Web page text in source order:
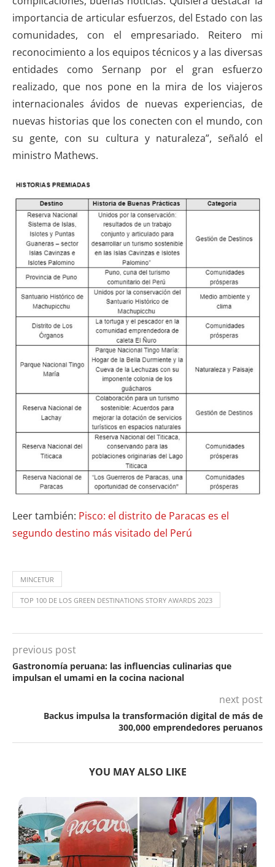
importancia de articular esfuerzos, del Estado con las
comunidades, con el empresariado. Reitero mi
reconocimiento a los equipos técnicos y a las diversas
entidades como Sernanp por el gran esfuerzo
realizado, que nos pone en la mira de los viajeros
internacionales ávidos de nuevas experiencias, de
nuevas historias que los conecten con el mundo, con
su gente, con su cultura y naturaleza”, señaló el
ministro Mathews.
Leer también: Pisco: el distrito de Paracas es el
segundo destino más visitado del Perú
MINCETUR
TOP 100 DE LOS GREEN DESTINATIONS STORY AWARDS 2023
previous post
Gastronomía peruana: las influencias culinarias que
impulsan el umami en la cocina nacional
next post
Backus impulsa la transformación digital de más de
300,000 emprendedores peruanos
YOU MAY ALSO LIKE